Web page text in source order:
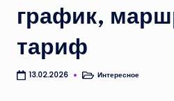
график,
тариф
13.02.2026
Опубликовано
Интересное